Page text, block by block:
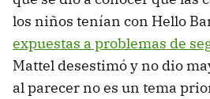
los niños tenían con Hello
expuestas a problemas de
Mattel desestimó y no dio
al parecer no es un tema